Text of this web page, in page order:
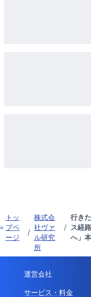
トッ
プペ
ージ
/
株式会
社ヴァ
ル研究
所
/
行き
ス経
へ」
運営会社
サービス・料金